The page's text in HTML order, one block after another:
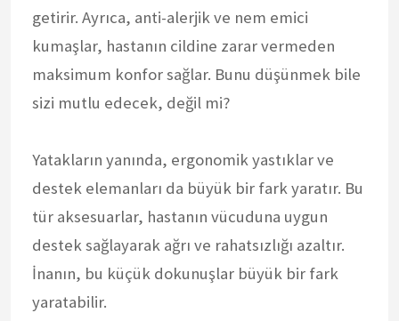
getirir. Ayrıca, anti-alerjik ve nem emici
kumaşlar, hastanın cildine zarar vermeden
maksimum konfor sağlar. Bunu düşünmek bile
sizi mutlu edecek, değil mi?
Yatakların yanında, ergonomik yastıklar ve
destek elemanları da büyük bir fark yaratır. Bu
tür aksesuarlar, hastanın vücuduna uygun
destek sağlayarak ağrı ve rahatsızlığı azaltır.
İnanın, bu küçük dokunuşlar büyük bir fark
yaratabilir.